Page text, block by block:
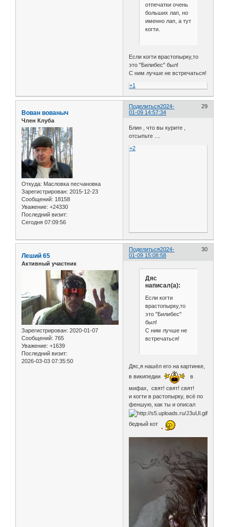
отпечатки очень
больших лап, но
именно лап, а тут
когти.
Если когти врастопырку,то
это "Билибес" был!
С ним лучше не встречаться!
+1
Поделиться 29
2024-
01-09 14:57:34
Вован вованыч
Член Клуба
Откуда: Масловка песчановка
Зарегистрирован: 2015-12-23
Сообщений: 18158
Уважение: +24330
Последний визит:
Сегодня 07:09:56
Блин , что вы курите ,
отсыпьте ....
+2
Поделиться 30
2024-
01-09 15:08:58
Леший 65
Активный участник
Зарегистрирован: 2020-01-07
Сообщений: 765
Уважение: +1639
Последний визит:
2026-03-03 07:35:50
Дяс
написал(а):
Если когти
врастопырку,то
это "Билибес"
был!
С ним лучше не
встречаться!
Дяс,я нашёл его на картинке,
в википедии
в
мифах, свят! свят! свят!
и когти в растопырку, всё по
феншую, как ты и описал
бедный кот